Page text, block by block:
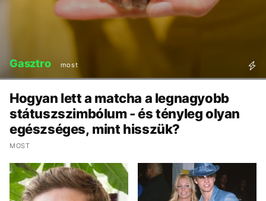
Gasztro most
Hogyan lett a matcha a legnagyobb
státuszszimbólum - és tényleg olyan
egészséges, mint hisszük?
MOST